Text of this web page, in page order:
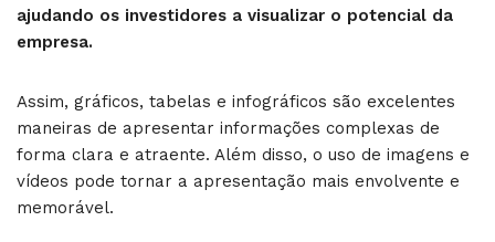
ajudando os investidores a visualizar o potencial da
empresa.
Assim, gráficos, tabelas e infográficos são excelentes
maneiras de apresentar informações complexas de
forma clara e atraente. Além disso, o uso de imagens e
vídeos pode tornar a apresentação mais envolvente e
memorável.